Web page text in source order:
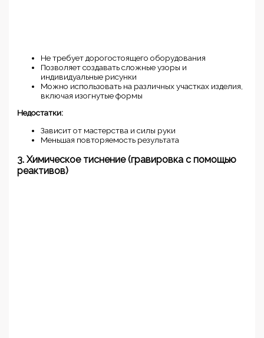
Не требует дорогостоящего оборудования
Позволяет создавать сложные узоры и
индивидуальные рисунки
Можно использовать на различных участках изделия,
включая изогнутые формы
Недостатки:
Зависит от мастерства и силы руки
Меньшая повторяемость результата
3. Химическое тиснение (гравировка с помощью
реактивов)